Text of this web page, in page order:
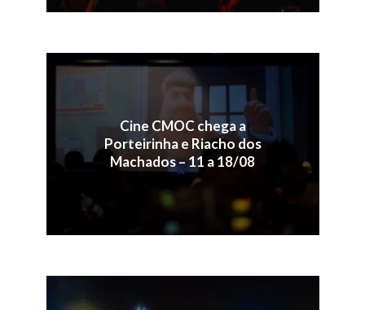
Cine CMOC chega a
Porteirinha e Riacho dos
Machados – 11 a 18/08